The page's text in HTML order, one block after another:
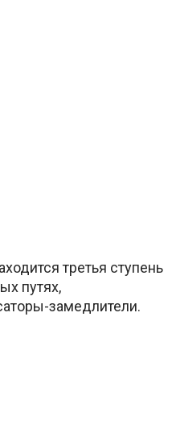
третья ступень
путях,
замедлители.